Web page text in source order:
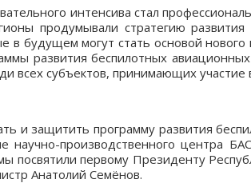
интенсива стал
продумывали стратегию
в будущем могут стать основой
развития беспилотных
всех субъектов, принимающих участие
и защитить программу развития
научно-производственного центра
посвятили первому Президенту
Анатолий Семёнов.